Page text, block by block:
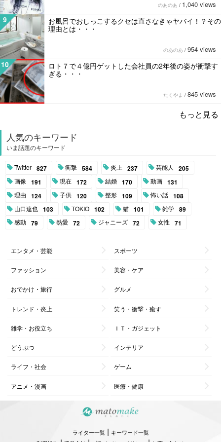
のあのあ / 1,040 views
9
お風呂でおしっこするクセは直さなきゃヤバイ！？その
理由とは・・・
のあのあ / 954 views
10
ロト７で４億円ゲットした会社員の2年後の姿が衝撃す
ぎる・・・
たくやま / 845 views
もっと見る
人気のキーワード
いま話題のキーワード
Twitter 827 衝撃 584 炎上 237 芸能人 205
画像 191 現在 172 結婚 170 動画 131
理由 124 子供 120 整形 109 怖い話 108
山口達也 103 TOKIO 102 猫 101 雑学 89
感動 79 熱愛 72 ジャニーズ 72 女性 71
エンタメ・芸能 スポーツ
ファッション 美容・ケア
おでかけ・旅行 グルメ
トレンド・炎上 笑う・衝撃・癒す
雑学・お役立ち ＩＴ・ガジェット
どうぶつ インテリア
ライフ・社会 ゲーム
アニメ・漫画 医療・健康
ライター一覧| キーワード一覧